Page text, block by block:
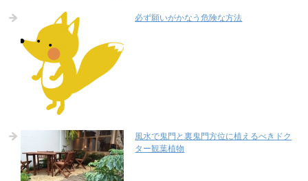
必ず願いがかなう危険な方法
風水で鬼門と裏鬼門方位に植えるべきドク
ター観葉植物